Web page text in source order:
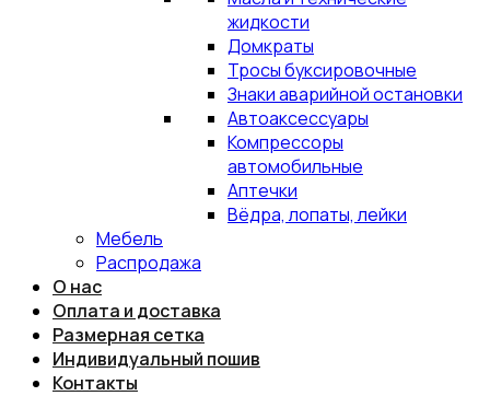
жидкости
Домкраты
Тросы буксировочные
Знаки аварийной остановки
Автоаксессуары
Компрессоры
автомобильные
Аптечки
Вёдра, лопаты, лейки
Мебель
Распродажа
О нас
Оплата и доставка
Размерная сетка
Индивидуальный пошив
Контакты